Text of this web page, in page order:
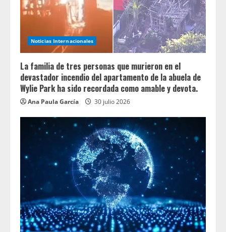
Noticias Internacionales
La familia de tres personas que murieron en el
devastador incendio del apartamento de la abuela de
Wylie Park ha sido recordada como amable y devota.
Ana Paula García 30 julio 2026